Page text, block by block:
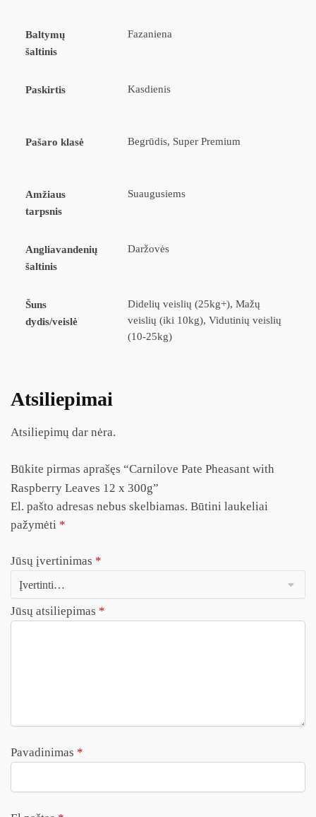
Baltymų
šaltinis
Fazaniena
Paskirtis Kasdienis
Pašaro klasė Begrūdis, Super Premium
Amžiaus
tarpsnis
Suaugusiems
Angliavandenių
šaltinis
Daržovės
Šuns
dydis/veislė
Didelių veislių (25kg+), Mažų
veislių (iki 10kg), Vidutinių veislių
(10-25kg)
Atsiliepimai
Atsiliepimų dar nėra.
Būkite pirmas aprašęs “Carnilove Pate Pheasant with
Raspberry Leaves 12 x 300g”
El. pašto adresas nebus skelbiamas. Būtini laukeliai
pažymėti *
Jūsų įvertinimas *
Jūsų atsiliepimas *
Pavadinimas *